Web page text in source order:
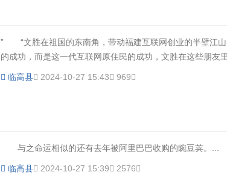
” “文胜在祖国的东南角，带动福建互联网创业的半壁江山
的成功，而是这一代互联网原住民的成功，文胜在这些朋友
临高县 2024-10-27 15:43 969
与之命运相似的还有去年被阿里巴巴收购的豌豆荚。...
临高县 2024-10-27 15:39 2576